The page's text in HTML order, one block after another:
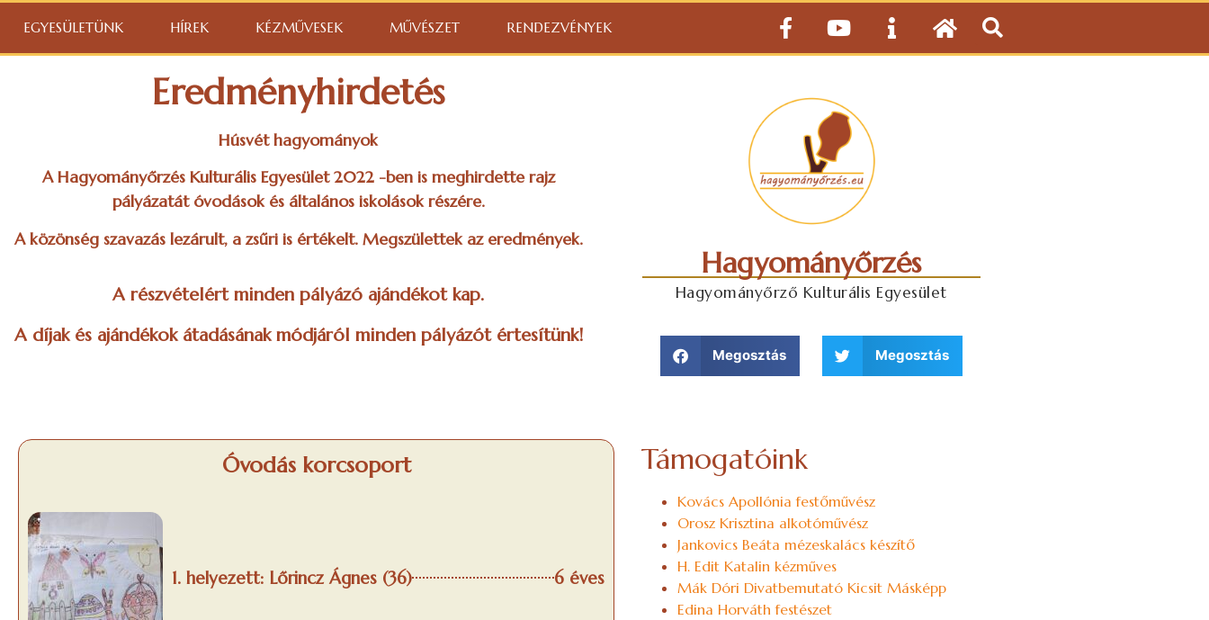
EGYESÜLETÜNK HÍREK KÉZMŰVESEK MŰVÉSZET RENDEZVÉNYEK
Eredményhirdetés
Húsvét hagyományok
A Hagyományőrzés Kulturális Egyesület 2022 -ben is meghirdette rajz
pályázatát óvodások és általános iskolások részére.
A közönség szavazás lezárult, a zsűri is értékelt. Megszülettek az eredmények.
A részvételért minden pályázó ajándékot kap.
A díjak és ajándékok átadásának módjáról minden pályázót értesítünk!
Hagyományőrzés
Hagyományőrző Kulturális Egyesület
Megosztás Megosztás
Óvodás korcsoport
1. helyezett: Lőrincz Ágnes (36) 6 éves
Támogatóink
Kovács Apollónia festőművész
Orosz Krisztina alkotóművész
Jankovics Beáta mézeskalács készítő
H. Edit Katalin kézműves
Mák Dóri Divatbemutató Kicsit Másképp
Edina Horváth festészet